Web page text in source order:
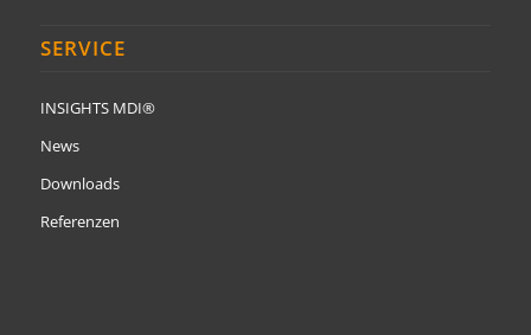
SERVICE
INSIGHTS MDI®
News
Downloads
Referenzen